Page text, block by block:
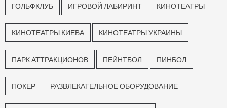
ГОЛЬФКЛУБ ИГРОВОЙ ЛАБИРИНТ КИНОТЕАТРЫ
КИНОТЕАТРЫ КИЕВА КИНОТЕАТРЫ УКРАИНЫ
ПАРК АТТРАКЦИОНОВ ПЕЙНТБОЛ ПИНБОЛ
ПОКЕР РАЗВЛЕКАТЕЛЬНОЕ ОБОРУДОВАНИЕ